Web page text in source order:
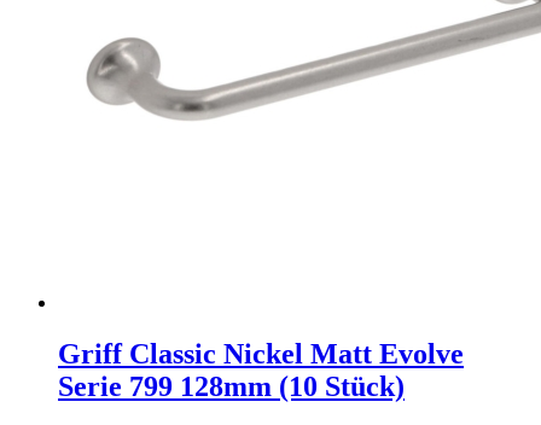
Griff Classic Nickel Matt Evolve
Serie 799 128mm (10 Stück)